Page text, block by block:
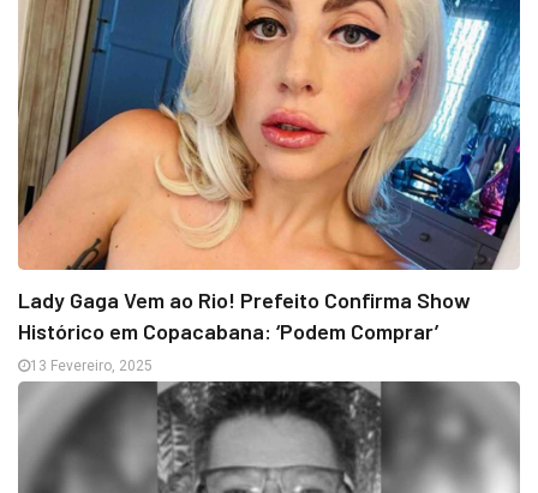
Lady Gaga Vem ao Rio! Prefeito Confirma Show
Histórico em Copacabana: ‘Podem Comprar’
13 Fevereiro, 2025